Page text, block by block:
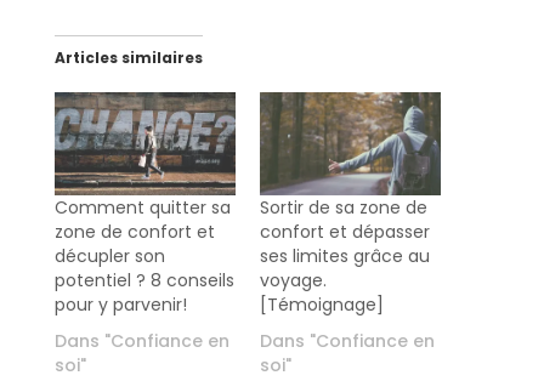
Articles similaires
Comment quitter sa
zone de confort et
décupler son
potentiel ? 8 conseils
pour y parvenir!
Dans "Confiance en
soi"
Sortir de sa zone de
confort et dépasser
ses limites grâce au
voyage.
[Témoignage]
Dans "Confiance en
soi"